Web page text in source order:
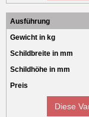
Diese